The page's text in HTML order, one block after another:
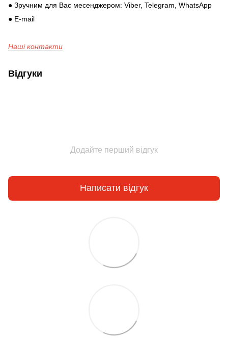
● Зручним для Вас месенджером: Viber, Telegram, WhatsApp
● E-mail
Наші контакти
Відгуки
Додайте перший відгук
Написати відгук